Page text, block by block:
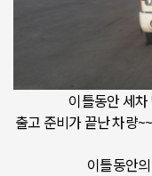
이틀동안 세
출고 준비가 끝난 차량
이틀동안